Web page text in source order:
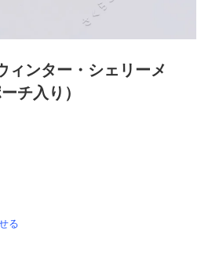
ィンター・シェリーメ
チ入り）
る